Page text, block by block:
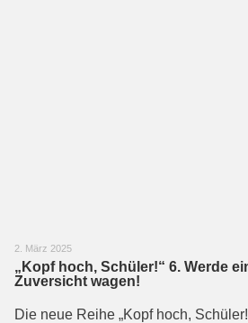
2. März 2025
„Kopf hoch, Schüler!“ 6. Werde
Zuversicht wagen!
Die neue Reihe „Kopf hoch,